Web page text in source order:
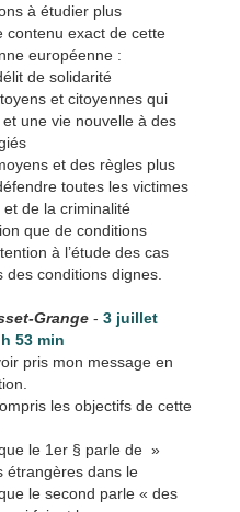
à étudier plus
contenu exact de cette
européenne :
de solidarité
et citoyennes qui
une vie nouvelle à des
et des règles plus
toutes les victimes
et de la criminalité
que de conditions
à l’étude des cas
des conditions dignes.
Grange- 3 juillet
53 min
pris mon message en
les objectifs de cette
le 1er § parle de »
étrangères dans le
le second parle « des